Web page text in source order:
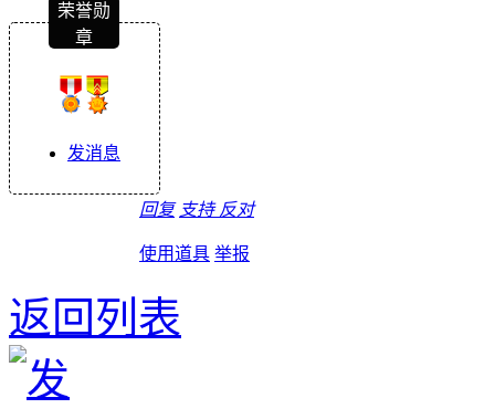
荣誉勋
章
发消息
回复 支持 反对
使用道具 举报
返回列表